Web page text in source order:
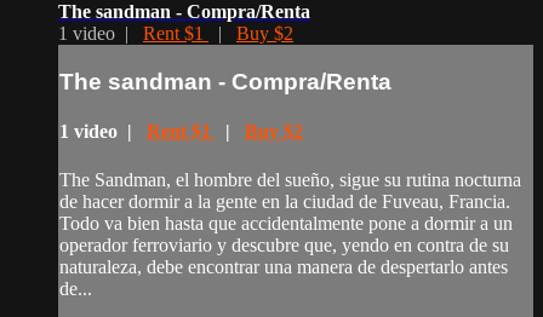
The sandman - Compra/Renta
1 video | Rent $1 | Buy $2
The sandman - Compra/Renta
1 video | Rent $1 | Buy $2
The Sandman, el hombre del sueño, sigue su rutina nocturna
de hacer dormir a la gente en la ciudad de Fuveau, Francia.
Todo va bien hasta que accidentalmente pone a dormir a un
operador ferroviario y descubre que, yendo en contra de su
naturaleza, debe encontrar una manera de despertarlo antes
de...